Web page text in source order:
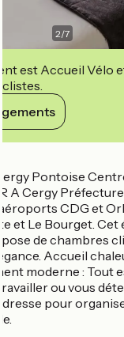
2/7
est Accueil Vélo
Pontoise
A Cergy
aéroports CDG et
et Le Bourget.
de chambres
Accueil
moderne : Tout
ou vous
pour